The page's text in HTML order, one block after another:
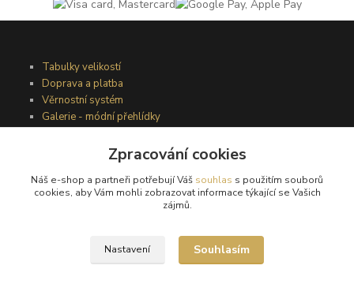
Tabulky velikostí
Doprava a platba
Věrnostní systém
Galerie - módní přehlídky
Obchodní podmínky
Zpracování cookies
Náš e-shop a partneři potřebují Váš souhlas s použitím souborů
cookies, aby Vám mohli zobrazovat informace týkající se Vašich
zájmů.
Nastavení Souhlasím